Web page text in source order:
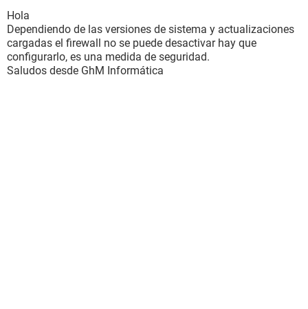
Hola
Dependiendo de las versiones de sistema y actualizaciones
cargadas el firewall no se puede desactivar hay que
configurarlo, es una medida de seguridad.
Saludos desde GhM Informática